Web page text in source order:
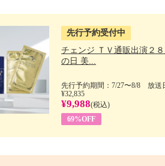
先行予約受付中
チェンジ ＴＶ通販出演２
の日 美...
先行予約期間：7/27〜8/8 放送
¥32,835
¥9,988(税込)
69%OFF